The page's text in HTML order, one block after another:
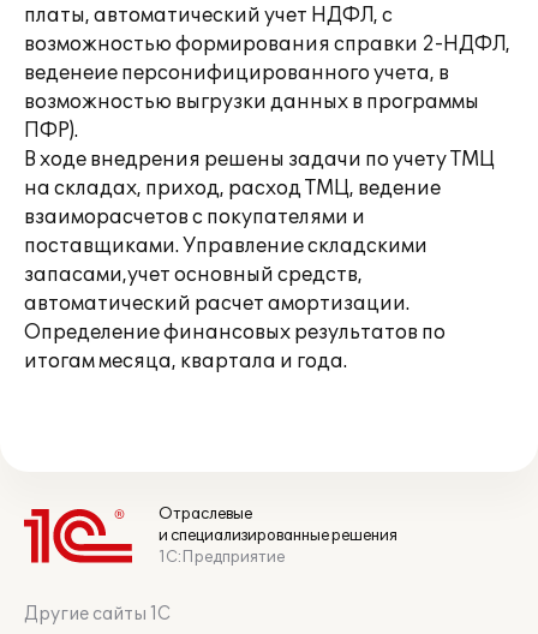
платы, автоматический учет НДФЛ, с
возможностью формирования справки 2-НДФЛ,
веденеие персонифицированного учета, в
возможностью выгрузки данных в программы
ПФР).
В ходе внедрения решены задачи по учету ТМЦ
на складах, приход, расход ТМЦ, ведение
взаиморасчетов с покупателями и
поставщиками. Управление складскими
запасами,учет основный средств,
автоматический расчет амортизации.
Определение финансовых результатов по
итогам месяца, квартала и года.
Отраслевые
и специализированные решения
1С:Предприятие
Другие сайты 1С